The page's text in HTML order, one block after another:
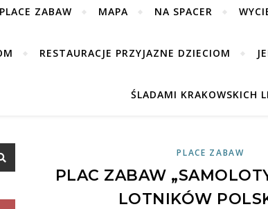
PLACE ZABAW MAPA NA SPACER
RESTAURACJE PRZYJAZNE DZIECIOM
ŚLADAMI KRAKOWSKICH
PLACE ZABAW
PLAC ZABAW
LOTNIKÓW